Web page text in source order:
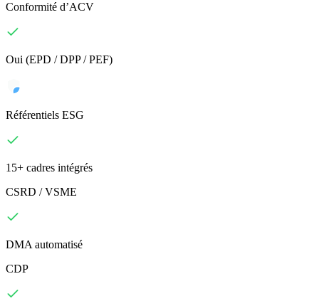
Conformité d’ACV
Oui (EPD / DPP / PEF)
Référentiels ESG
15+ cadres intégrés
CSRD / VSME
DMA automatisé
CDP